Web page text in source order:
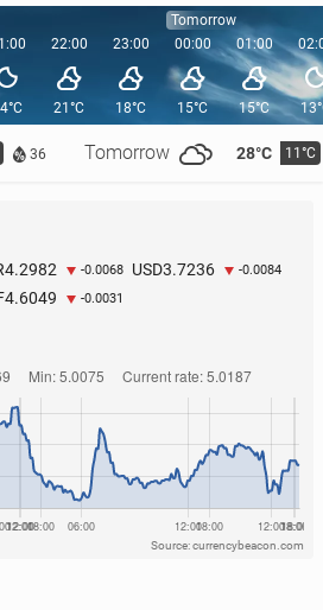
36 Tomorrow 28°C 11°C
22:00
21°C
23:00
18°C
Tomorrow
00:00
15°C
01:00
15°C
4.2982 -0.0068 USD3.7236 -0.0084
4.6049 -0.0031
Source: currencybeacon.com